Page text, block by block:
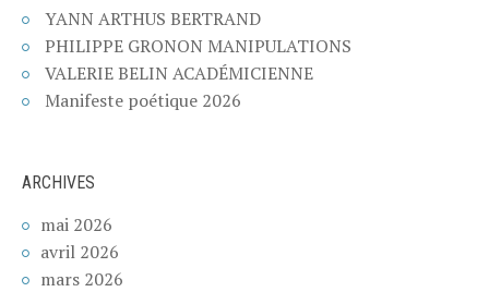
YANN ARTHUS BERTRAND
PHILIPPE GRONON MANIPULATIONS
VALERIE BELIN ACADÉMICIENNE
Manifeste poétique 2026
ARCHIVES
mai 2026
avril 2026
mars 2026